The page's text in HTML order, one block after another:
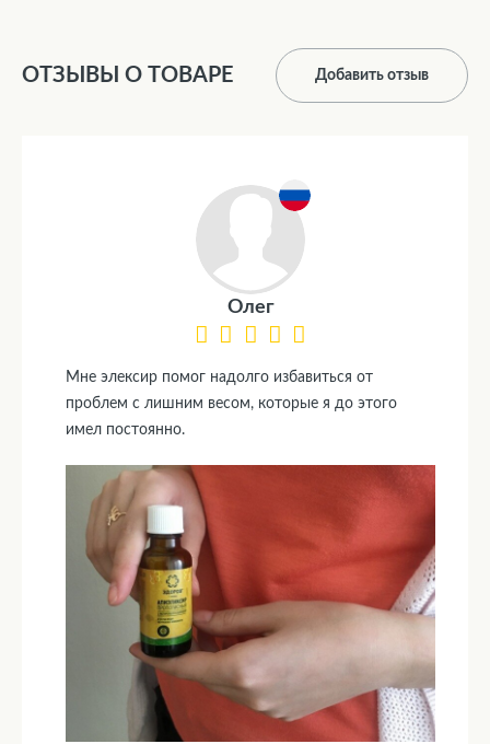
ОТЗЫВЫ О ТОВАРЕ Добавить отзыв
Олег
Мне элексир помог надолго избавиться от
проблем с лишним весом, которые я до этого
имел постоянно.